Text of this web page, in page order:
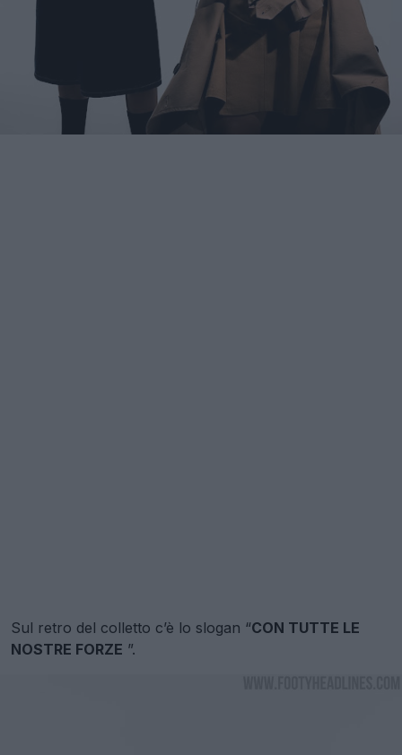
Sul retro del colletto c’è lo slogan “CON TUTTE LE
NOSTRE FORZE ”.